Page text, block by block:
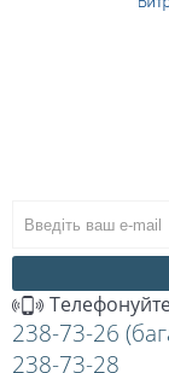
238-73-26
238-73-28